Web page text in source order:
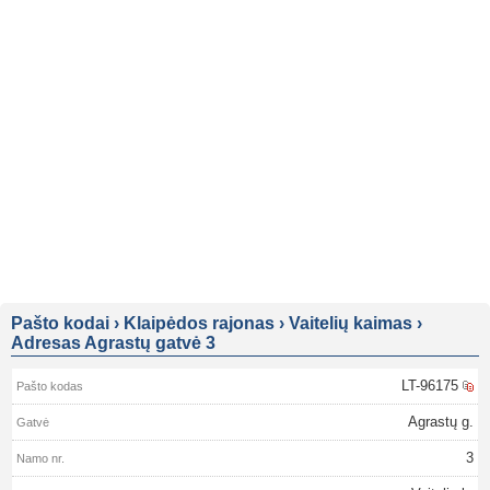
Pašto kodai › Klaipėdos rajonas › Vaitelių kaimas ›
Adresas Agrastų gatvė 3
LT-96175
Agrastų g.
3